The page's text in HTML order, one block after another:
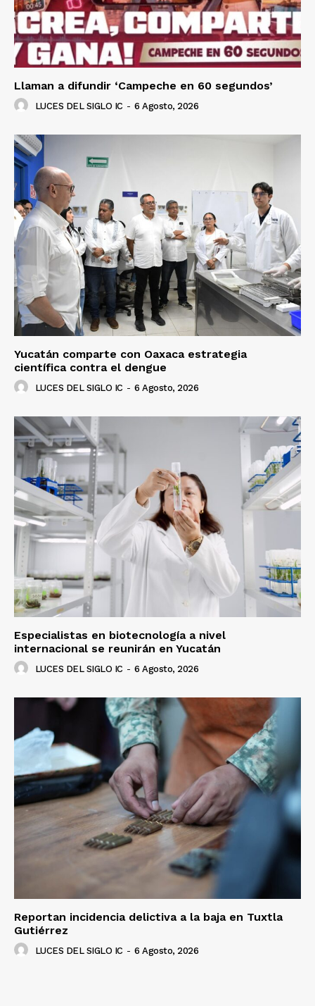
Llaman a difundir ‘Campeche en 60 segundos’
LUCES DEL SIGLO IC - 6 Agosto, 2026
Yucatán comparte con Oaxaca estrategia
científica contra el dengue
LUCES DEL SIGLO IC - 6 Agosto, 2026
Especialistas en biotecnología a nivel
internacional se reunirán en Yucatán
LUCES DEL SIGLO IC - 6 Agosto, 2026
Reportan incidencia delictiva a la baja en Tuxtla
Gutiérrez
LUCES DEL SIGLO IC - 6 Agosto, 2026